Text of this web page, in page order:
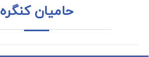
حامیان کنگره